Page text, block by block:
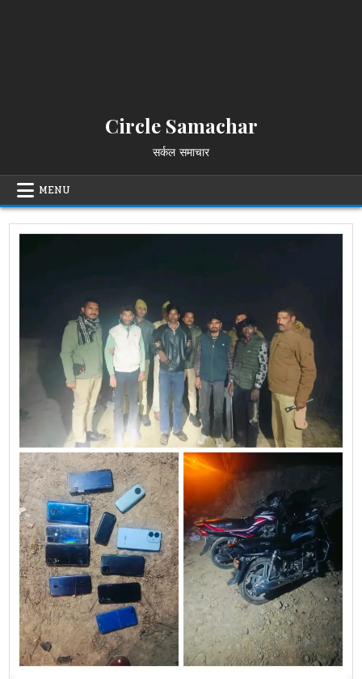
Circle Samachar
सर्कल समाचार
MENU